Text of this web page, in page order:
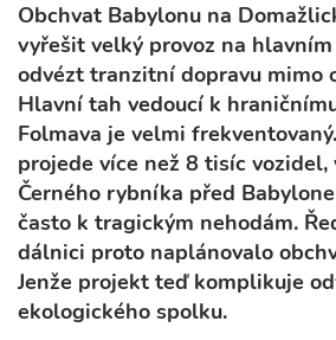
Obchvat Babylonu na
vyřešit velký provoz na
odvézt tranzitní dopravu mimo
Hlavní tah vedoucí k
Folmava je velmi
projede více než 8 tisíc vozidel,
Černého rybníka před
často k tragickým nehodám.
dálnici proto naplánovalo
Jenže projekt teď komplikuje
ekologického spolku.